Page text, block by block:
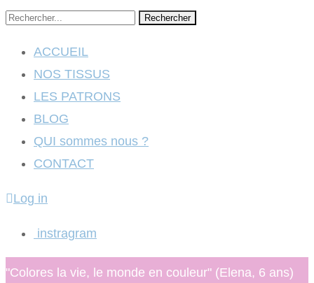
Rechercher
ACCUEIL
NOS TISSUS
LES PATRONS
BLOG
QUI sommes nous ?
CONTACT
Log in
instragram
"Colores la vie, le monde en couleur" (Elena, 6 ans)